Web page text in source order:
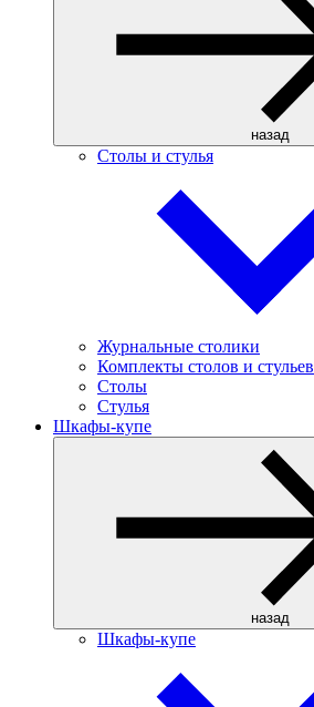
назад
Столы и стулья
Журнальные столики
Комплекты столов и стульев
Столы
Стулья
Шкафы-купе
назад
Шкафы-купе